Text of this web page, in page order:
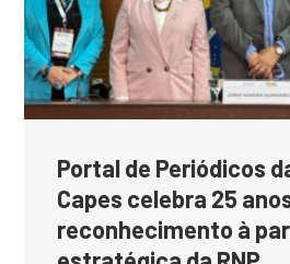
Portal de Periódicos
Capes celebra 25
reconhecimento à